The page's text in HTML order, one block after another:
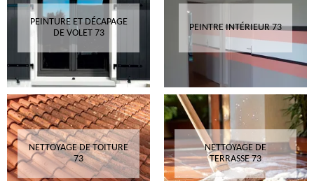
PEINTURE ET DÉCAPAGE
DE VOLET 73
PEINTRE INTÉRIEUR 73
NETTOYAGE DE TOITURE
73
NETTOYAGE DE
TERRASSE 73